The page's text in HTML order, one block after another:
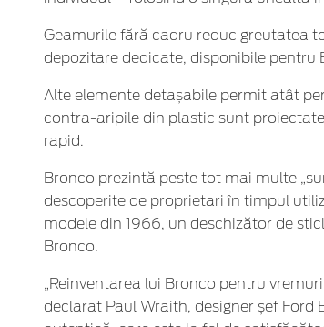
Geamurile fără cadru reduc greutatea
depozitare dedicate, disponibile
Alte elemente detașabile permit atât
contra-aripile din plastic sunt
rapid.
Bronco prezintă peste tot mai multe
descoperite de proprietari în timpul
modele din 1966, un deschizător de
Bronco.
„Reinventarea lui Bronco pentru
declarat Paul Wraith, designer șef